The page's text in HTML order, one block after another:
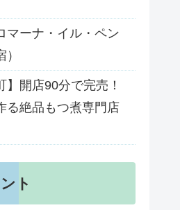
マーナ・イル・ペン
】開店90分で完売！
る絶品もつ煮専門店
ト